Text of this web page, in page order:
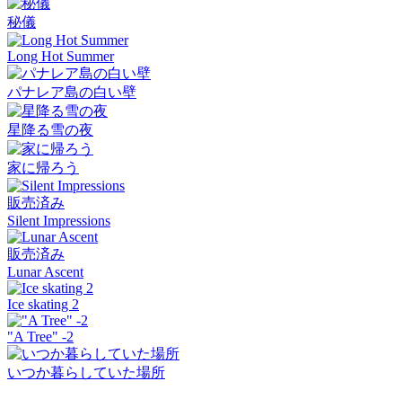
秘儀
Long Hot Summer
パナレア島の白い壁
星降る雪の夜
家に帰ろう
販売済み
Silent Impressions
販売済み
Lunar Ascent
Ice skating 2
"A Tree" -2
いつか暮らしていた場所